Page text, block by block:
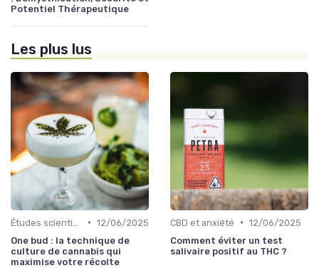
Potentiel Thérapeutique
Les plus lus
• 12/06/2025
One bud : la technique de
culture de cannabis qui
maximise votre récolte
CBD et anxiété • 12/06/2025
Comment éviter un test
salivaire positif au THC ?